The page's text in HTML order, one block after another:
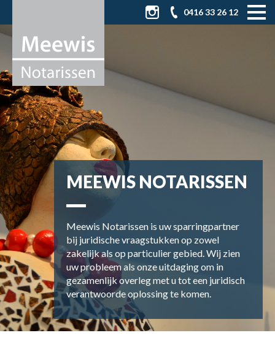
0416 33 26 12
MEEWIS NOTARISSEN
Meewis Notarissen is uw sparringpartner
bij juridische vraagstukken op zowel
zakelijk als op particulier gebied. Wij zien
uw probleem als onze uitdaging om in
gezamenlijk overleg met u tot een juridisch
verantwoorde oplossing te komen.